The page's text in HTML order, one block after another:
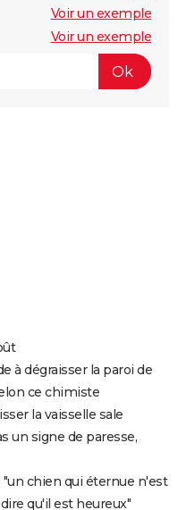
Voir un exemple
Voir un exemple
à dégraisser la paroi de
ce chimiste
la vaisselle sale
un signe de paresse,
"un chien qui éternue n'est
qu'il est heureux"